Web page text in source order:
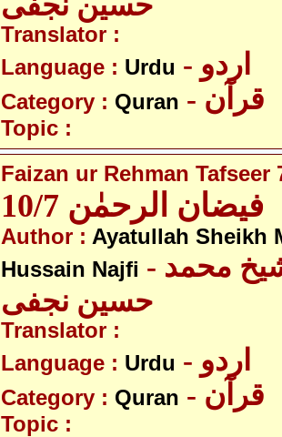
Translator :
Language : Urdu - اردو
Category : Quran - قرآن
Topic :
Faizan ur Rehman Tafseer
فیضان الرحمٰن 10/7
Author : Ayatullah Sheikh
Hussain Najfi - آیت اللہ شیخ محمد
حسین نجفی
Translator :
Language : Urdu - اردو
Category : Quran - قرآن
Topic :